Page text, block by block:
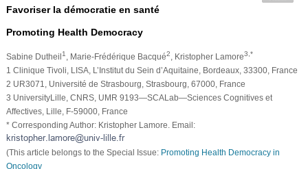
Favoriser la démocratie en santé
Promoting Health Democracy
Sabine Dutheil1 , Marie-Frédérique Bacqué2 , Kristopher Lamore3,*
1 Clinique Tivoli, LISA, L’Institut du Sein d’Aquitaine, Bordeaux, 33300, France
2 UR3071, Université de Strasbourg, Strasbourg, 67000, France
3 UniversityLille, CNRS, UMR 9193—SCALab—Sciences Cognitives et
Affectives, Lille, F-59000, France
* Corresponding Author: Kristopher Lamore. Email:
(This article belongs to the Special Issue: Promoting Health Democracy in
Oncology